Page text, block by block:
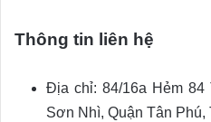
Thông tin liên hệ
Địa chỉ: 84/16a Hẻm
Sơn Nhì, Quận Tân Phú,